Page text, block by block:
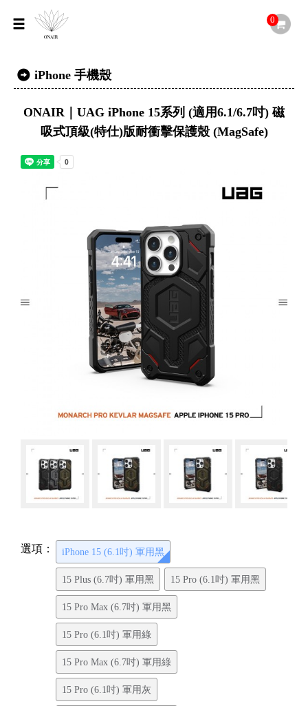
0
iPhone 手機殼
ONAIR｜UAG iPhone 15系列 (適用6.1/6.7吋) 磁
吸式頂級(特仕)版耐衝擊保護殼 (MagSafe)
選項： iPhone 15 (6.1吋) 軍用黑
15 Plus (6.7吋) 軍用黑 15 Pro (6.1吋) 軍用黑
15 Pro Max (6.7吋) 軍用黑
15 Pro (6.1吋) 軍用綠
15 Pro Max (6.7吋) 軍用綠
15 Pro (6.1吋) 軍用灰